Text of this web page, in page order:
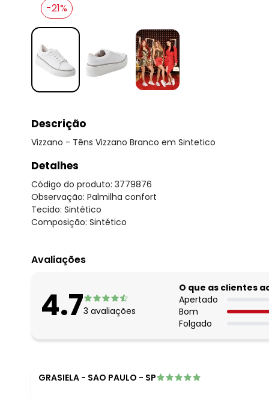
-21%
Descrição
Vizzano - Têns Vizzano Branco em Sintetico
Detalhes
Código do produto: 3779876
Observação: Palmilha confort
Tecido: Sintético
Composição: Sintético
Avaliações
4.73 avaliações
O que as clientes
Apertado
Bom
Folgado
GRASIELA - SAO PAULO - SP